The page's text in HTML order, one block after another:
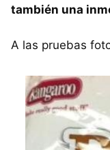
también una
A las pruebas